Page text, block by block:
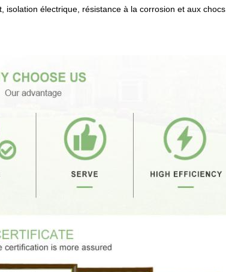
électrique, résistance à la corrosion et aux chocs.